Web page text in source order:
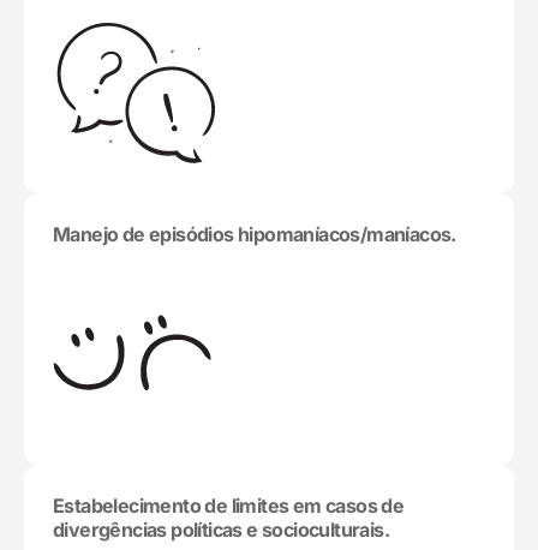
Manejo de episódios hipomaníacos/maníacos.
Estabelecimento de limites em casos de
divergências políticas e socioculturais.